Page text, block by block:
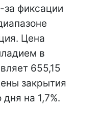
за фиксации
Цена
в
655,15
закрытия
на 1,7%.